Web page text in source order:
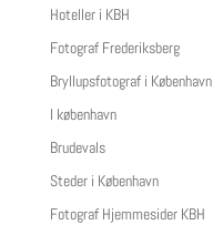
Hoteller i KBH
Fotograf Frederiksberg
Bryllupsfotograf i København
I københavn
Brudevals
Steder i København
Fotograf Hjemmesider KBH